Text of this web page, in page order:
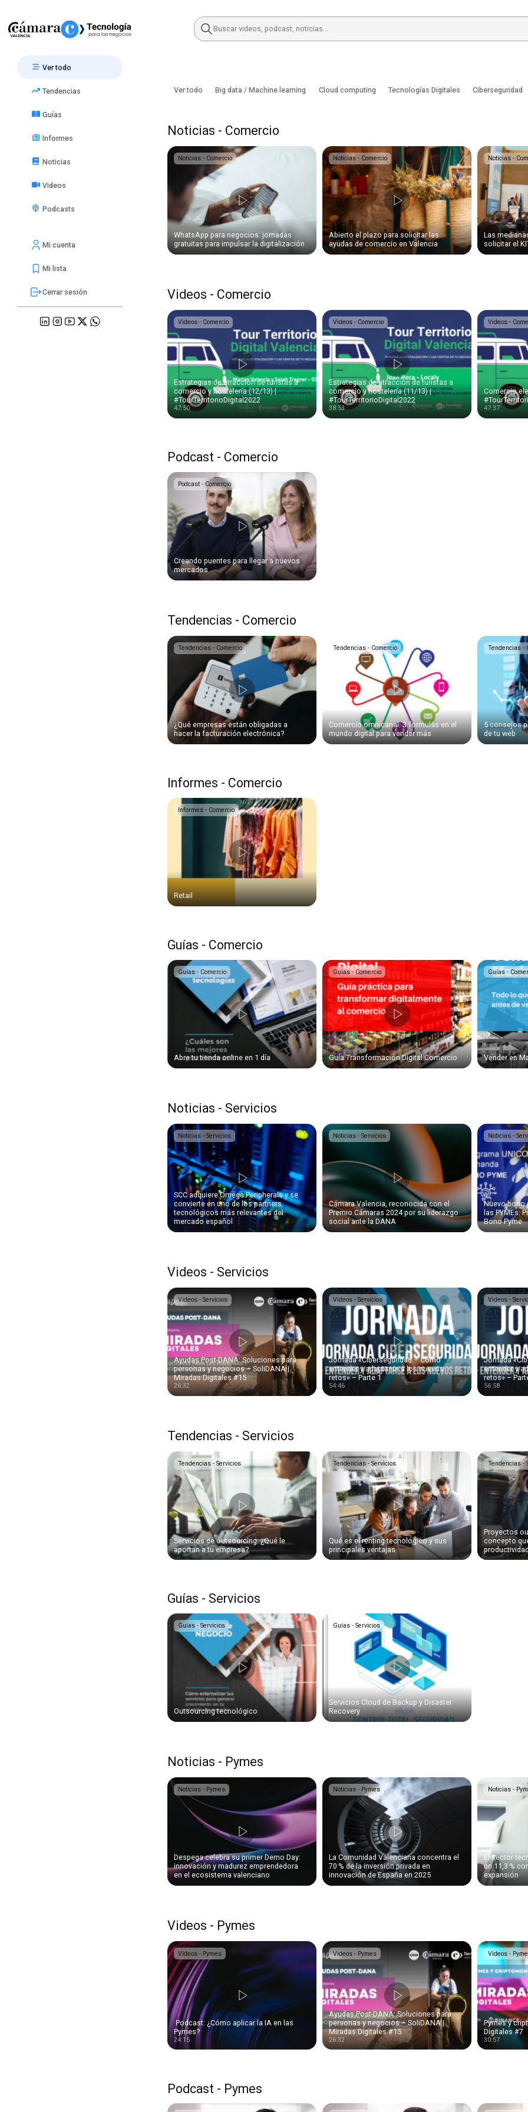
content
Ver todo
Tendencias
Guías
Informes
Noticias
Videos
Podcasts
Mi cuenta
Mi lista
Cerrar sesión
Ver todo Big data / Machine learning Cloud computing Tecnologías Digitales Ciberseguridad
Noticias - Comercio
Noticias - Comercio
WhatsApp para negocios: jornadas
gratuitas para impulsar la digitalización
Noticias - Comercio
Abierto el plazo para solicitar las
ayudas de comercio en Valencia
Noticias -
Las
solicitar el
Videos - Comercio
Videos - Comercio
Estrategias de atracción de turistas a
comercio y hostelería (12/13) |
#TourTerritorioDigital2022
47:50
Videos - Comercio
Estrategias de atracción de turistas a
comercio y hostelería (11/13) |
#TourTerritorioDigital2022
38:53
Videos -
Comercio
47:37
Podcast - Comercio
Podcast - Comercio
Creando puentes para llegar a nuevos
mercados
Tendencias - Comercio
Tendencias - Comercio
¿Qué empresas están obligadas a
hacer la facturación electrónica?
Tendencias - Comercio
Comercio omnicanal: 3 formulas en el
mundo digital para vender más
Tendencias -
5 consejos
de tu web
Informes - Comercio
Informes - Comercio
Retail
Guías - Comercio
Guías - Comercio
Abre tu tienda online en 1 día
Guías - Comercio
Guía Transformación Digital Comercio
Guías -
Vender en
Noticias - Servicios
Noticias - Servicios
SCC adquiere Omega Peripherals y se
convierte en uno de los partners
tecnológicos más relevantes del
mercado español
Noticias - Servicios
Cámara Valencia, reconocida con el
Premio Cámaras 2024 por su liderazgo
social ante la DANA
Noticias -
Nuevo bono
las PYMEs:
Bono Pyme
Videos - Servicios
Videos - Servicios
Ayudas Post-DANA: Soluciones para
personas y negocios – SoliDANA |
Miradas Digitales #15
26:32
Videos - Servicios
Jornada «Ciberseguridad – Cómo
entender y adaptarse a los nuevos
retos» – Parte 1
54:46
Videos -
Jornada
entender y
retos» –
56:58
Tendencias - Servicios
Tendencias - Servicios
Servicios de outsourcing: ¿Qué le
aportan a tu empresa?
Tendencias - Servicios
Qué es el renting tecnológico y sus
principales ventajas
Tendencias -
Proyectos
concepto
Guías - Servicios
Guías - Servicios
Outsourcing tecnológico
Guías - Servicios
Servicios Cloud de Backup y Disaster
Recovery
Noticias - Pymes
Noticias - Pymes
Despega celebra su primer Demo Day:
innovación y madurez emprendedora
en el ecosistema valenciano
Noticias - Pymes
La Comunidad Valenciana concentra el
70 % de la inversión privada en
innovación de España en 2025
Noticias -
El sector
un 11,3 %
expansión
Videos - Pymes
Videos - Pymes
️ Podcast: ¿Cómo aplicar la IA en las
Pymes?
24:15
Videos - Pymes
Ayudas Post-DANA: Soluciones para
personas y negocios – SoliDANA |
Miradas Digitales #15
26:32
Videos -
Pymes y
Digitales #7
30:57
Podcast - Pymes